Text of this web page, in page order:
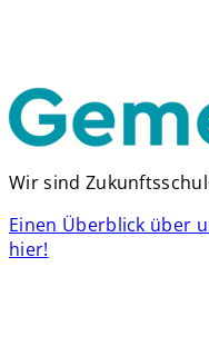
Wir sind
Einen Überblick über
hier!